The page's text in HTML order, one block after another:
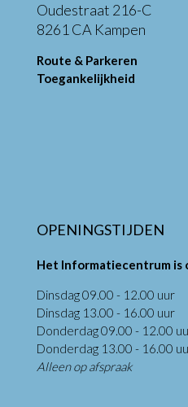
Oudestraat 216-C
8261 CA Kampen
Route & Parkeren
Toegankelijkheid
OPENINGSTIJDEN
Het Informatiecentrum is
Dinsdag 09.00 - 12.00 uur
Dinsdag 13.00 - 16.00 uur
Donderdag 09.00 - 12.00
Donderdag 13.00 - 16.00
Alleen op afspraak